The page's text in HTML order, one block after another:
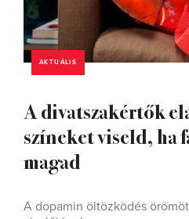
AKTUÁLIS
A divatszakértők
színeket viseld, ha
magad
A dopamin öltözködés